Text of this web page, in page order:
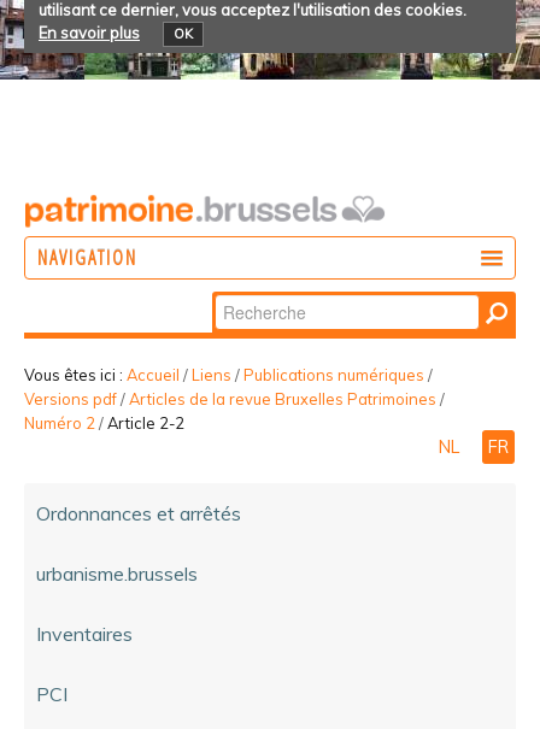
utilisant ce dernier, vous acceptez l'utilisation des cookies.
En savoir plus
OK
NAVIGATION
PARTICIPER
Chercher par
Recherche
avancée…
Vous êtes ici : Accueil /Liens /Publications numériques /
Versions pdf/Articles de la revue Bruxelles Patrimoines /
Numéro 2 /Article 2-2
NL FR
Ordonnances et arrêtés
urbanisme.brussels
Inventaires
PCI